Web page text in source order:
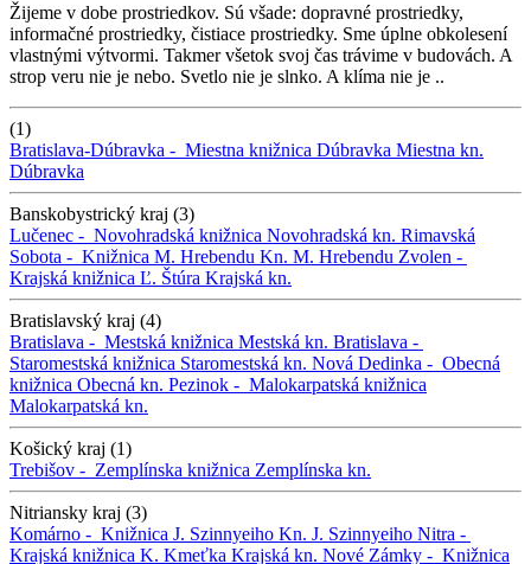
Žijeme v dobe prostriedkov. Sú všade: dopravné prostriedky,
informačné prostriedky, čistiace prostriedky. Sme úplne obkolesení
vlastnými výtvormi. Takmer všetok svoj čas trávime v budovách. A
strop veru nie je nebo. Svetlo nie je slnko. A klíma nie je ..
(1)
Bratislava-Dúbravka - Miestna knižnica Dúbravka Miestna kn.
Dúbravka
Banskobystrický kraj (3)
Lučenec - Novohradská knižnica Novohradská kn. Rimavská
Sobota - Knižnica M. Hrebendu Kn. M. Hrebendu Zvolen -
Krajská knižnica Ľ. Štúra Krajská kn.
Bratislavský kraj (4)
Bratislava - Mestská knižnica Mestská kn. Bratislava -
Staromestská knižnica Staromestská kn. Nová Dedinka - Obecná
knižnica Obecná kn. Pezinok - Malokarpatská knižnica
Malokarpatská kn.
Košický kraj (1)
Trebišov - Zemplínska knižnica Zemplínska kn.
Nitriansky kraj (3)
Komárno - Knižnica J. Szinnyeiho Kn. J. Szinnyeiho Nitra -
Krajská knižnica K. Kmeťka Krajská kn. Nové Zámky - Knižnica